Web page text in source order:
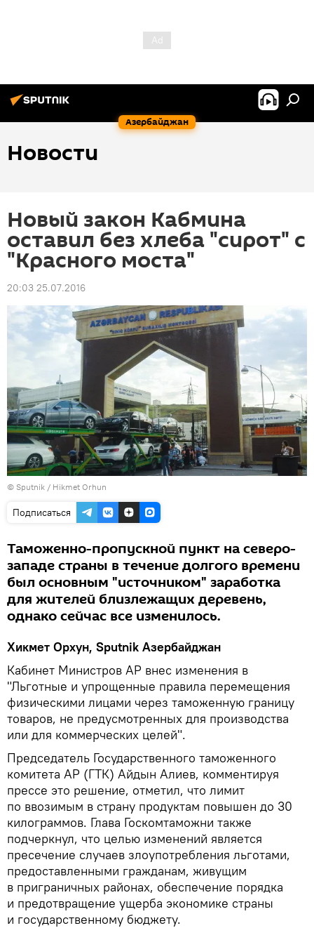
Азербайджан
Новости
Новый закон Кабмина
оставил без хлеба "сирот" с
"Красного моста"
20:03 25.07.2016
© Sputnik / Hikmet Orhun
Подписаться
Таможенно-пропускной пункт на северо-
западе страны в течение долгого времени
был основным "источником" заработка
для жителей близлежащих деревень,
однако сейчас все изменилось.
Хикмет Орхун, Sputnik Азербайджан
Кабинет Министров АР внес изменения в
"Льготные и упрощенные правила перемещения
физическими лицами через таможенную границу
товаров, не предусмотренных для производства
или для коммерческих целей".
Председатель Государственного таможенного
комитета АР (ГТК) Айдын Алиев, комментируя
прессе это решение, отметил, что лимит
по ввозимым в страну продуктам повышен до 30
килограммов. Глава Госкомтаможни также
подчеркнул, что целью изменений является
пресечение случаев злоупотребления льготами,
предоставленными гражданам, живущим
в приграничных районах, обеспечение порядка
и предотвращение ущерба экономике страны
и государственному бюджету.